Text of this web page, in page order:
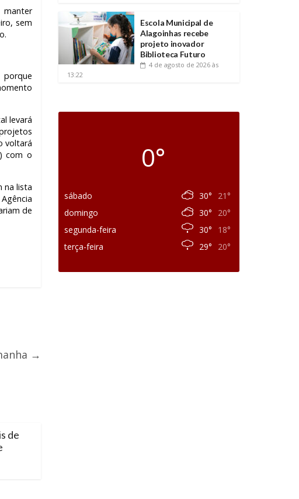
sem
porque
levará
voltará
com o
na lista
de
→
de
Escola Municipal de
Alagoinhas recebe
projeto inovador
Biblioteca Futuro
4 de agosto de 2026 às
13:22
0°
sábado 30°
21°
domingo
30°
20°
segunda-feira
30°
18°
terça-feira
29° 20°